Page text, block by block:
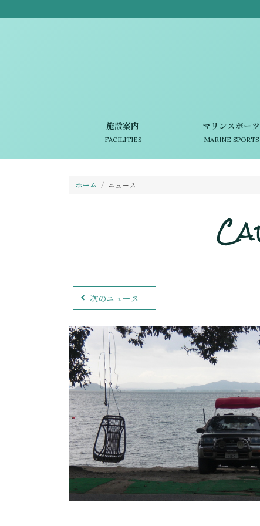
施設案内
FACILITIES
マリンスポーツ
MARINE SPORTS
ホーム ニュース
次のニュース